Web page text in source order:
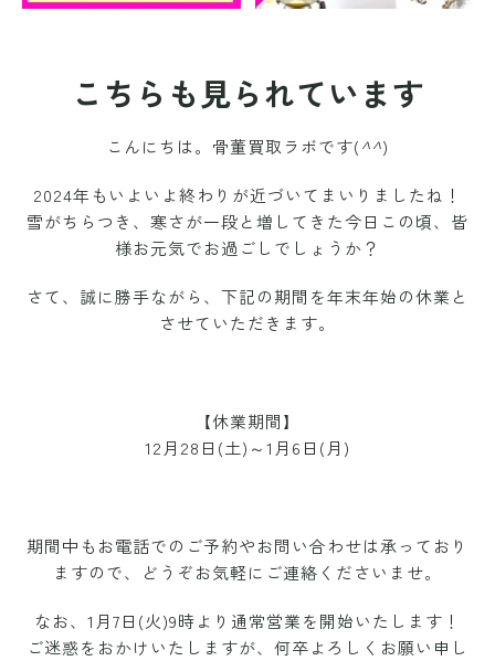
こちらも見られています
こんにちは。骨董買取ラボです(^^)
2024年もいよいよ終わりが近づいてまいりましたね！
雪がちらつき、寒さが一段と増してきた今日この頃、皆
様お元気でお過ごしでしょうか？
さて、誠に勝手ながら、下記の期間を年末年始の休業と
させていただきます。
【休業期間】
12月28日(土)～1月6日(月)
期間中もお電話でのご予約やお問い合わせは承っており
ますので、どうぞお気軽にご連絡くださいませ。
なお、1月7日(火)9時より通常営業を開始いたします！
ご迷惑をおかけいたしますが、何卒よろしくお願い申し